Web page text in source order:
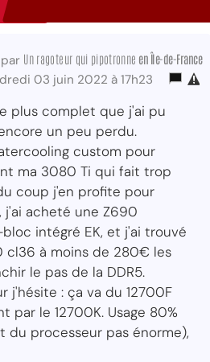
par Un ragoteur qui pipotronne en Île-de-France
03 juin 2022 à 17h23
plus complet que j'ai pu
un peu perdu.
custom pour
ma 3080 Ti qui fait trop
coup j'en profite pour
j'ai acheté une Z690
intégré EK, et j'ai trouvé
cl36 à moins de 280€ les
le pas de la DDR5.
j'hésite : ça va du 12700F
par le 12700K. Usage 80%
du processeur pas énorme),